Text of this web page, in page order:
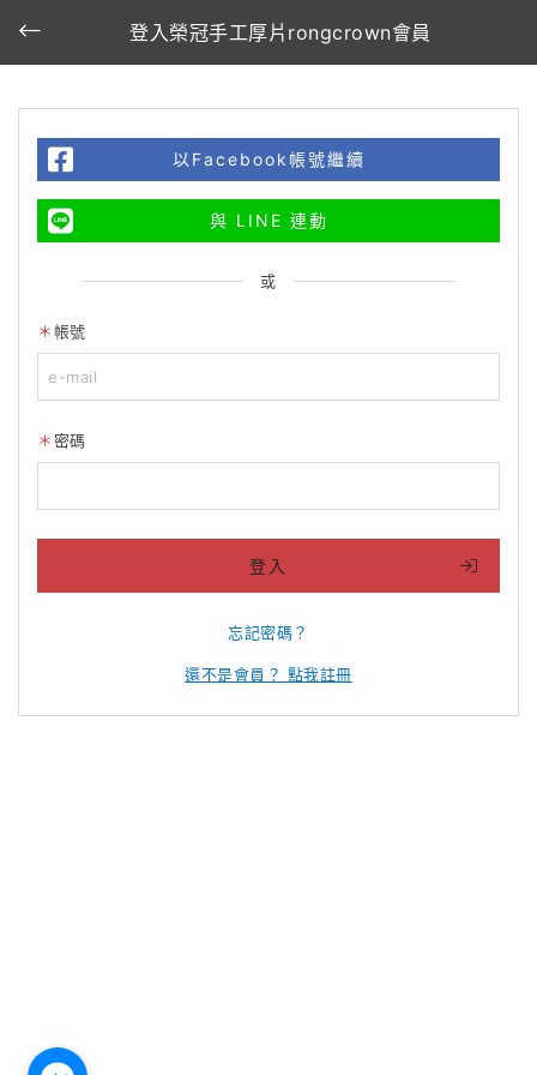
登入榮冠手工厚片rongcrown會員
以Facebook帳號繼續
與 LINE 連動
或
帳號
密碼
登入
忘記密碼？
還不是會員？ 點我註冊